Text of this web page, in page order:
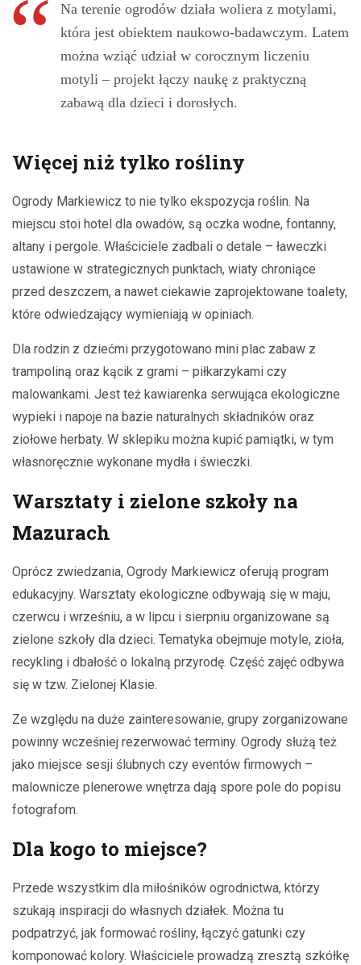
Na terenie ogrodów działa woliera z motylami,
która jest obiektem naukowo-badawczym. Latem
można wziąć udział w corocznym liczeniu
motyli – projekt łączy naukę z praktyczną
zabawą dla dzieci i dorosłych.
Więcej niż tylko rośliny
Ogrody Markiewicz to nie tylko ekspozycja roślin. Na
miejscu stoi hotel dla owadów, są oczka wodne, fontanny,
altany i pergole. Właściciele zadbali o detale – ławeczki
ustawione w strategicznych punktach, wiaty chroniące
przed deszczem, a nawet ciekawie zaprojektowane toalety,
które odwiedzający wymieniają w opiniach.
Dla rodzin z dziećmi przygotowano mini plac zabaw z
trampoliną oraz kącik z grami – piłkarzykami czy
malowankami. Jest też kawiarenka serwująca ekologiczne
wypieki i napoje na bazie naturalnych składników oraz
ziołowe herbaty. W sklepiku można kupić pamiątki, w tym
własnoręcznie wykonane mydła i świeczki.
Warsztaty i zielone szkoły na
Mazurach
Oprócz zwiedzania, Ogrody Markiewicz oferują program
edukacyjny. Warsztaty ekologiczne odbywają się w maju,
czerwcu i wrześniu, a w lipcu i sierpniu organizowane są
zielone szkoły dla dzieci. Tematyka obejmuje motyle, zioła,
recykling i dbałość o lokalną przyrodę. Część zajęć odbywa
się w tzw. Zielonej Klasie.
Ze względu na duże zainteresowanie, grupy zorganizowane
powinny wcześniej rezerwować terminy. Ogrody służą też
jako miejsce sesji ślubnych czy eventów firmowych –
malownicze plenerowe wnętrza dają spore pole do popisu
fotografom.
Dla kogo to miejsce?
Przede wszystkim dla miłośników ogrodnictwa, którzy
szukają inspiracji do własnych działek. Można tu
podpatrzyć, jak formować rośliny, łączyć gatunki czy
komponować kolory. Właściciele prowadzą zresztą szkółkę